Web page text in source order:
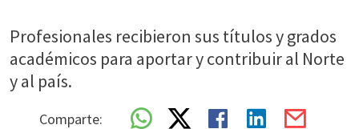
Profesionales recibieron sus títulos y grados
académicos para aportar y contribuir al Norte
y al país.
Comparte: